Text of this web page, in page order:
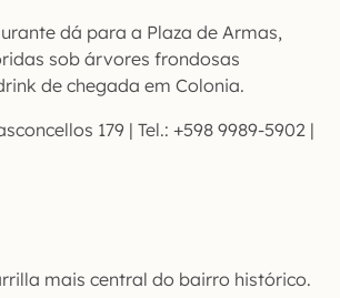
dá para a Plaza de Armas,
sob árvores frondosas
de chegada em Colonia.
179 | Tel.: +598 9989-5902 |
mais central do bairro histórico.